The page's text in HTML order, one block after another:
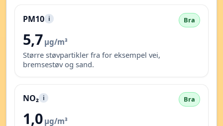
PM10 i Bra
5,7 µg/m³
Større støvpartikler fra for eksempel vei,
bremsestøv og sand.
NO₂ i Bra
1,0 µg/m³